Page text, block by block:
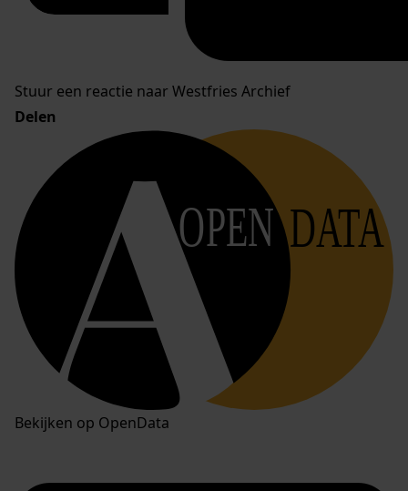
Stuur een reactie naar Westfries Archief
Delen
OPEN DATA
Bekijken op OpenData